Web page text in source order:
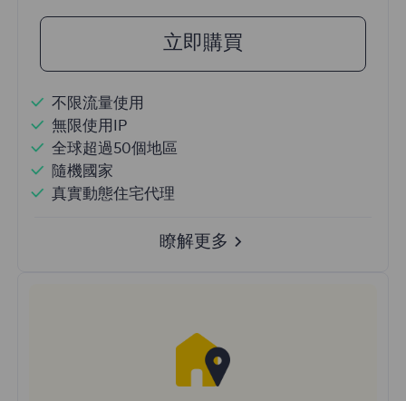
立即購買
不限流量使用
無限使用IP
全球超過50個地區
隨機國家
真實動態住宅代理
瞭解更多